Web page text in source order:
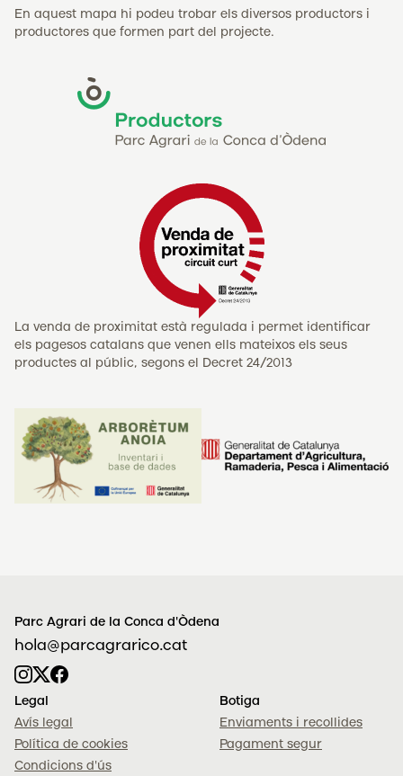
En aquest mapa hi podeu trobar els diversos productors i
productores que formen part del projecte.
La venda de proximitat està regulada i permet identificar
els pagesos catalans que venen ells mateixos els seus
productes al públic, segons el Decret 24/2013
Parc Agrari de la Conca d'Òdena
hola@parcagrarico.cat
Legal
Avís legal
Política de cookies
Condicions d'ús
Botiga
Enviaments i recollides
Pagament segur